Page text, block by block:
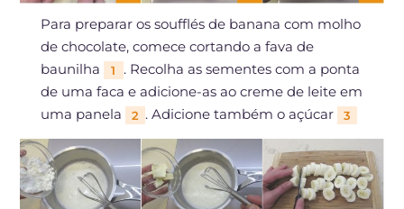
Para preparar os soufflés de banana com molho
de chocolate, comece cortando a fava de
baunilha
1
. Recolha as sementes com a ponta
de uma faca e adicione-as ao creme de leite em
uma panela
2 . Adicione também o açúcar 3